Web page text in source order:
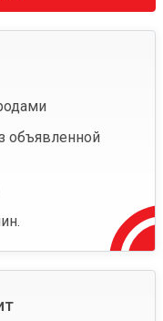
объявленной